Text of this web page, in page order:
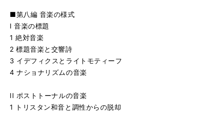
■第八編 音楽の様式
I 音楽の標題
1 絶対音楽
2 標題音楽と交響詩
3 イデフィクスとライトモティーフ
4 ナショナリズムの音楽
II ポストトーナルの音楽
1 トリスタン和音と調性からの脱却